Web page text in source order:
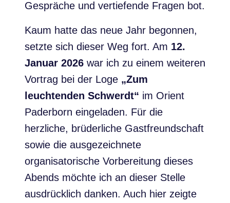
Gespräche und vertiefende Fragen bot.
Kaum hatte das neue Jahr begonnen,
setzte sich dieser Weg fort. Am 12.
Januar 2026 war ich zu einem weiteren
Vortrag bei der Loge „Zum
leuchtenden Schwerdt“ im Orient
Paderborn eingeladen. Für die
herzliche, brüderliche Gastfreundschaft
sowie die ausgezeichnete
organisatorische Vorbereitung dieses
Abends möchte ich an dieser Stelle
ausdrücklich danken. Auch hier zeigte